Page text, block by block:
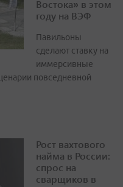
Востока» в этом
году на ВЭФ
Павильоны
сделают ставку на
иммерсивные
повседневной
Рост вахтового
найма в России:
спрос на
сварщиков в